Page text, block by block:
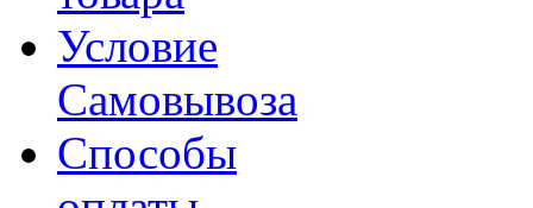
Условие
Самовывоза
Способы